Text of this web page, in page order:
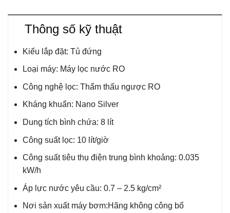
Thông số kỹ thuật
Kiểu lắp đặt: Tủ đứng
Loại máy: Máy lọc nước RO
Công nghệ lọc: Thẩm thấu ngược RO
Kháng khuẩn: Nano Silver
Dung tích bình chứa: 8 lít
Công suất lọc: 10 lít/giờ
Công suất tiêu thụ điện trung bình khoảng: 0.035
kW/h
Áp lực nước yêu cầu: 0.7 – 2.5 kg/cm²
Nơi sản xuất máy bơm:Hãng không công bố